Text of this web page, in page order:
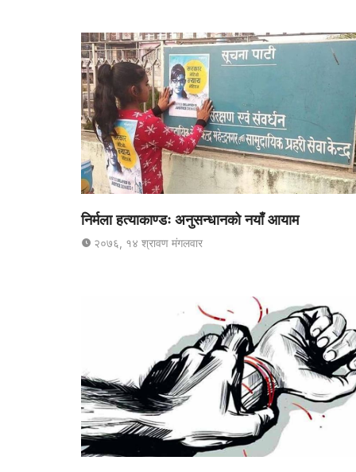
निर्मला हत्याकाण्डः अनुसन्धानको नयाँ आयाम
२०७६, १४ श्रावण मंगलवार